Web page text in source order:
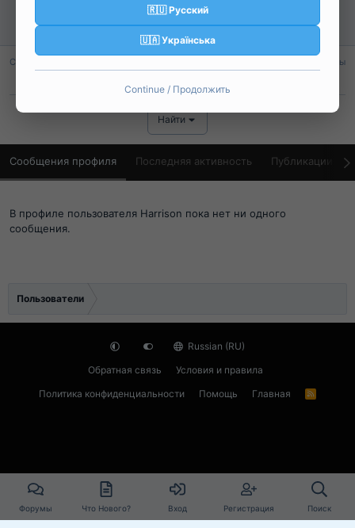
Регистрация 5 Дек 2025
Активность Сегодня в 00:49
Сообщения Баллы
Найти
Сообщения профиля Последняя активность Публикации
В профиле пользователя Harrison пока нет ни одного
сообщения.
Пользователи
Russian (RU)
Обратная связь
Условия и правила
Политика конфиденциальности
Помощь Главная
R
Форумы Что Нового? Вход Регистрация Поиск
🇷🇺 Русский
🇺🇦 Українська
Continue / Продолжить